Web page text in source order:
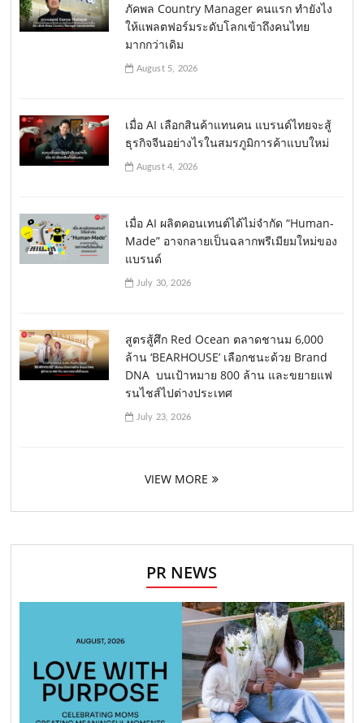
ภัคพล Country Manager คนแรก ทำยังไง
ให้แพลตฟอร์มระดับโลกเข้าถึงคนไทย
มากกว่าเดิม
August 5, 2026
เมื่อ AI เลือกสินค้าแทนคน แบรนด์ไทยจะสู้
ธุรกิจจีนอย่างไรในสมรภูมิการค้าแบบใหม่
August 4, 2026
เมื่อ AI ผลิตคอนเทนต์ได้ไม่จำกัด “Human-
Made” อาจกลายเป็นฉลากพรีเมียมใหม่ของ
แบรนด์
July 30, 2026
สูตรสู้ศึก Red Ocean ตลาดชานม 6,000
ล้าน ‘BEARHOUSE’ เลือกชนะด้วย Brand
DNA บนเป้าหมาย 800 ล้าน และขยายแฟ
รนไชส์ไปต่างประเทศ
July 23, 2026
VIEW MORE
PR NEWS